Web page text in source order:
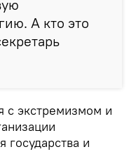
А кто это
с экстремизмом и
государства и